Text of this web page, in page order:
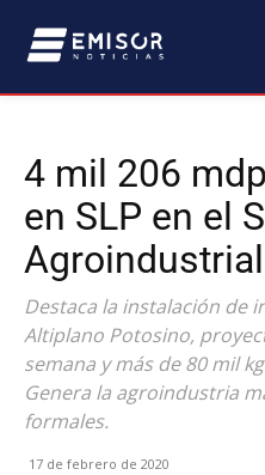
4 mil 206
en SLP en el
Agroindustrial
Destaca la instalación de
Altiplano Potosino,
semana y más de 80 mil
Genera la agroindustria
formales.
17 de febrero de 2020